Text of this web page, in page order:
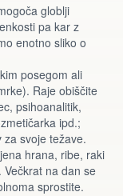
globlji
pa kar z
enotno sliko o
posegom ali
Raje obiščite
psihoanalitik,
ipd.;
svoje težave.
hrana, ribe, raki
na dan se
sprostite.